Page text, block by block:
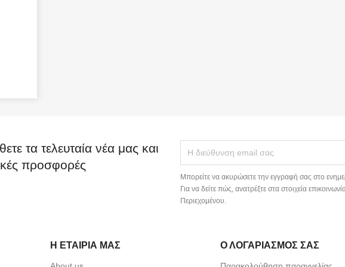
τα τελευταία νέα μας και
προσφορές
Μπορείτε να ακυρώσετε την εγγραφή σας στο
Για να δείτε πώς, ανατρέξτε στα στοιχεία
Περιεχομένου.
Η ΕΤΑΙΡΊΑ ΜΑΣ Ο ΛΟΓΑΡΙΑΣΜΌΣ ΣΑΣ